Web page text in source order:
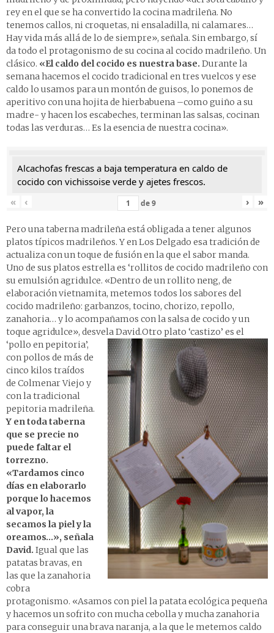
rey en el que se ha convertido la cocina madrileña. No
tenemos callos, ni croquetas, ni ensaladilla, ni calamares…
Hay vida más allá de lo de siempre», señala. Sin embargo, sí
da todo el protagonismo de su cocina al cocido madrileño. Un
clásico. «El caldo del cocido es nuestra base. Durante la
semana hacemos el cocido tradicional en tres vuelcos y ese
caldo lo usamos para un montón de guisos, lo ponemos de
aperitivo con una hojita de hierbabuena –como guiño a su
madre- y hacen los escabeches, terminan las salsas, cocinan
todas las verduras… Es la esencia de nuestra cocina».
Alcachofas frescas a baja temperatura en caldo de
cocido con vichissoise verde y ajetes frescos.
«
‹ de9 › »
Pero una taberna madrileña está obligada a tener algunos
platos típicos madrileños. Y en Los Delgado esa tradición de
actualiza con un toque de fusión en la que el sabor manda.
Uno de sus platos estrella es ‘rollitos de cocido madrileño con
su emulsión agri­dulce. «Dentro de un rollito neng, de
elaboración vietnamita, metemos todos los sabores del
cocido madrileño: garbanzos, tocino, chorizo, repollo,
zanahoria… y lo acompañamos con la salsa de cocido y un
toque agridulce», desvela David.Otro plato ‘castizo’ es el
‘pollo en pepitoria’,
con pollos de más de
cinco kilos traídos
de Colmenar Viejo y
con la tradicional
pepitoria madrileña.
Y en toda taberna
que se precie no
puede faltar el
torrezno.
«Tardamos cinco
días en elaborarlo
porque lo hacemos
al vapor, la
secamos la piel y la
oreamos…», señala
David. Igual que las
patatas bravas, en
las que la zanahoria
cobra
protagonismo. «Asamos con piel la patata ecológica pequeña
y hacemos un sofrito con mucha cebolla y mucha zanahoria
para conseguir una brava naranja, a la que le metemos caldo